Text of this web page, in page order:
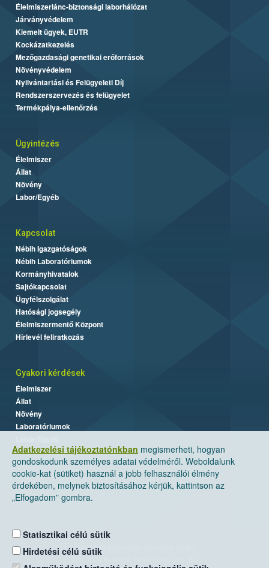
Adatkezelési tájékoztatónkban megismerheti, hogyan
gondoskodunk személyes adatai védelméről. Weboldalunk
cookie-kat (sütiket) használ a jobb felhasználói élmény
érdekében, melynek biztosításához kérjük, kattintson az
„Elfogadom” gombra.
Statisztikai célú sütik
Hirdetési célú sütik
Élelmiszerlánc-biztonsági laborhálózat
Járványvédelem
Kiemelt ügyek, EUTR
Kockázatkezelés
Mezőgazdasági genetikai erőforrások
Növényvédelem
Nyilvántartási és Felügyeleti Díj
Rendszerszervezés és felügyelet
Termékpálya-ellenőrzés
Ügyintézés
Élelmiszer
Állat
Növény
Labor/Egyéb
Kapcsolat
Nébih Igazgatóságok
Nébih Laboratóriumok
Kormányhivatalok
Sajtókapcsolat
Ügyfélszolgálat
Hatósági jogsegély
Élelmiszermentő Központ
Hírlevél feliratkozás
Gyakori kérdések
Élelmiszer
Állat
Növény
Laboratóriumok
Nemzeti Élelmiszerlánc-biztonsági Hivatal